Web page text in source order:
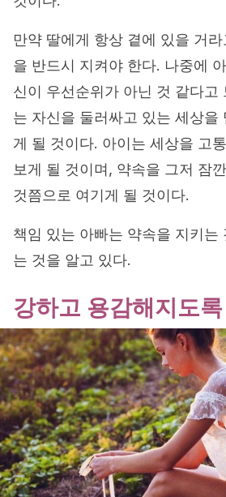
만약 딸에게 항상 곁에 있을 거
을 반드시 지켜야 한다. 나중에
신이 우선순위가 아닌 것 같다고
는 자신을 둘러싸고 있는 세상을
게 될 것이다. 아이는 세상을 고
보게 될 것이며, 약속을 그저 잠
것쯤으로 여기게 될 것이다.
책임 있는 아빠는 약속을 지키는
는 것을 알고 있다.
강하고 용감해지도